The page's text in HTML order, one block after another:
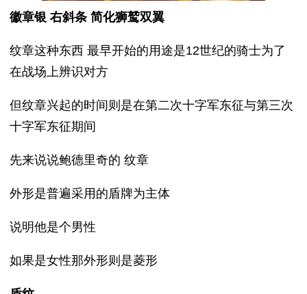
徽章银 右斜条 简化狮鹫双翼
纹章这种东西 最早开始的用途是12世纪的骑士为了
在战场上辨识对方
但纹章兴起的时间则是在第二次十字军东征与第三次
十字军东征期间
先来说说鲍德里奇的 纹章
外形是普遍采用的盾牌为主体
说明他是个男性
如果是女性那外形则是菱形